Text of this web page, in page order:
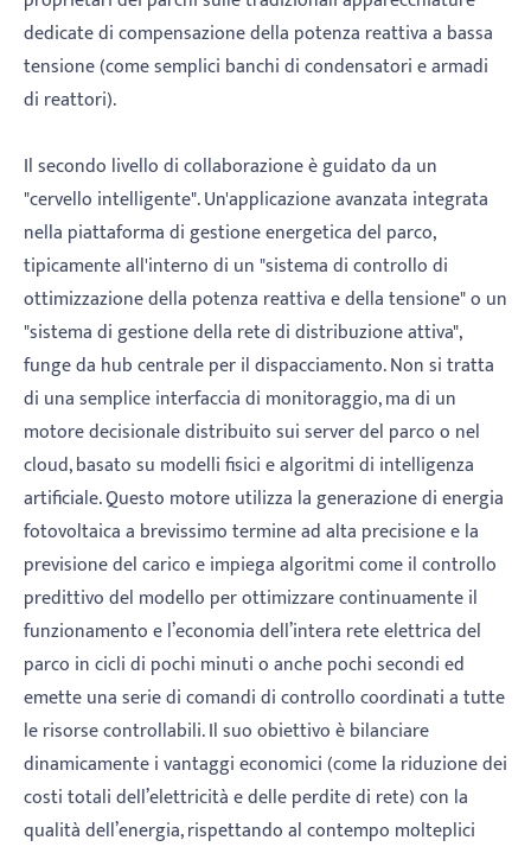
dedicate di compensazione della potenza reattiva a bassa
tensione (come semplici banchi di condensatori e armadi
di reattori).
Il secondo livello di collaborazione è guidato da un
"cervello intelligente". Un'applicazione avanzata integrata
nella piattaforma di gestione energetica del parco,
tipicamente all'interno di un "sistema di controllo di
ottimizzazione della potenza reattiva e della tensione" o un
"sistema di gestione della rete di distribuzione attiva",
funge da hub centrale per il dispacciamento. Non si tratta
di una semplice interfaccia di monitoraggio, ma di un
motore decisionale distribuito sui server del parco o nel
cloud, basato su modelli fisici e algoritmi di intelligenza
artificiale. Questo motore utilizza la generazione di energia
fotovoltaica a brevissimo termine ad alta precisione e la
previsione del carico e impiega algoritmi come il controllo
predittivo del modello per ottimizzare continuamente il
funzionamento e l’economia dell’intera rete elettrica del
parco in cicli di pochi minuti o anche pochi secondi ed
emette una serie di comandi di controllo coordinati a tutte
le risorse controllabili. Il suo obiettivo è bilanciare
dinamicamente i vantaggi economici (come la riduzione dei
costi totali dell’elettricità e delle perdite di rete) con la
qualità dell’energia, rispettando al contempo molteplici